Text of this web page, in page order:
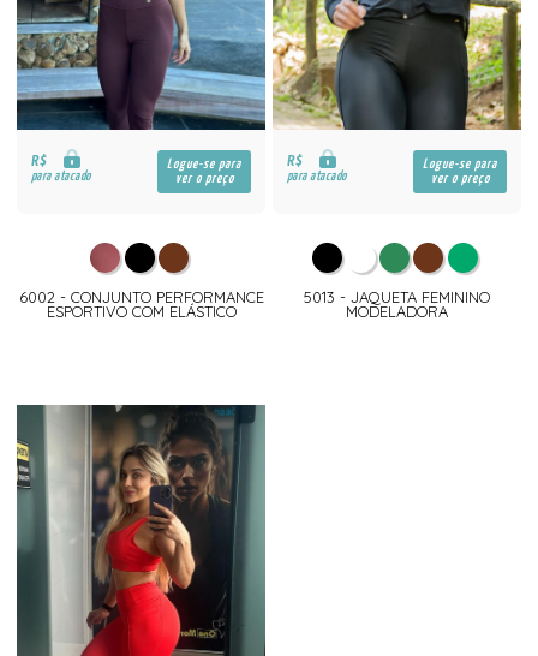
R$
para atacado
Logue-se para
ver o preço
6002 - CONJUNTO PERFORMANCE
ESPORTIVO COM ELÁSTICO
R$
para atacado
Logue-se para
ver o preço
5013 - JAQUETA FEMININO
MODELADORA